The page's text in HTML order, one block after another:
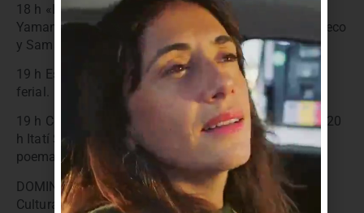
18 h «La cultura de los uruguayos: mito o realidad».
Yamandú Orsi conversa con Alfonso Tort, Gerardo Grieco
y Samantha Navarro. Carpalabra.
19 h Espectáculo musical: Sebastián Jantos. Predio
ferial.
19 h Conferencia: Hernán Casciari. Sala Life Cinema. 20
h Itatí Schvartzman presenta Ni una menos y otros
poemas antipatriarcales. Aletea. Carpalabra.
DOMINGO 2 DE JUNIO 11 h Experiencia del Centro
Cultural Casa de Artigas sobre los proyectos Un pago